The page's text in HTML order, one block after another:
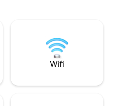
een paar
overdekte
aan de voorkant
uitzicht. Een
ingerichte
Wifi